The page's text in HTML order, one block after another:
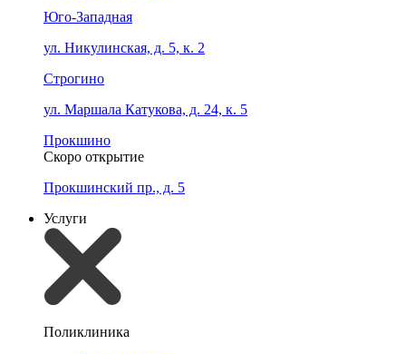
Юго-Западная
ул. Никулинская, д. 5, к. 2
Строгино
ул. Маршала Катукова, д. 24, к. 5
Прокшино
Скоро открытие
Прокшинский пр., д. 5
Услуги
Поликлиника